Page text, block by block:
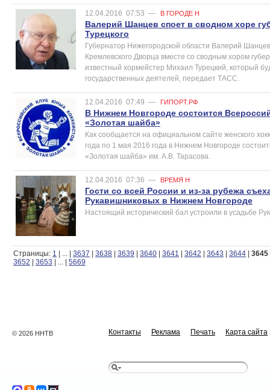
12.04.2016 07:53 — В ГОРОДЕ Н
Валерий Шанцев споет в сводном хоре
Турецкого
Губернатор Нижегородской области Валерий
Кремлевского Дворца вместе со сводным хором
известный хормейстер Михаил Турецкий, который
государственных деятелей, передает ТАСС.
12.04.2016 07:49 — ГИПОРТ.РФ
В Нижнем Новгороде состоится
«Золотая шайба»
Как сообщается на официальном сайте женского
года по 1 мая 2016 года в Нижнем Новгороде
«Золотая шайба» им. А.В. Тарасова.
12.04.2016 07:36 — ВРЕМЯ Н
Гости со всей России и из-за рубежа
Рукавишниковых в Нижнем Новгороде
Настоящий исторический бал устроили в усадьбе
Страницы: 1 | | 3637 | 3638 | 3639 | 3640 | 3641 | 3642 | 3643 | 3644 | 3645
3652 | 3653 | | 5669
© 2026 ННТВ Контакты Реклама Печать Карта сайта